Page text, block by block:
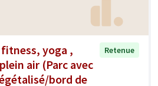
fitness, yoga ,
air (Parc avec
bord de
Retenue